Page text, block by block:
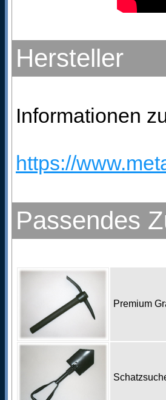
Hersteller
Informationen
https://
Passendes
Premium